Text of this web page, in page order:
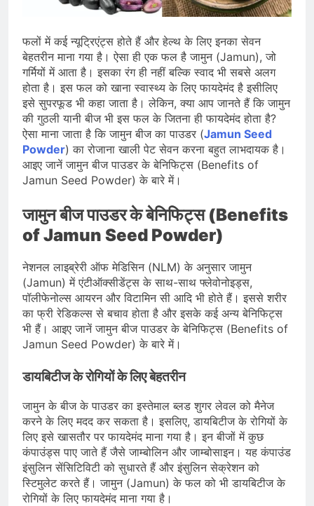
भारत ने 39 पदकों के साथ अभियान चौथे
स्थान पर समाप्त किया
स्वतंत्रता दिवस से पहले देशभर में ‘हर घर
तिरंगा’ अभियान और सांस्कृतिक कार्यक्रमों की
तैयारियाँ तेज़
August 7, 2026
IMD ने कई राज्यों में भारी बारिश और बाढ़ की
चेतावनी जारी की, उत्तर भारत और पूर्वोत्तर में
हाई अलर्ट
August 7, 2026
फलों में कई न्यूट्रिएंट्स होते हैं और हेल्थ के लिए इनका सेवन
बेहतरीन माना गया है। ऐसा ही एक फल है जामुन (Jamun), जो
गर्मियों में आता है। इसका रंग ही नहीं बल्कि स्वाद भी सबसे अलग
होता है। इस फल को खाना स्वास्थ्य के लिए फायदेमंद है इसीलिए
इसे सुपरफूड भी कहा जाता है। लेकिन, क्या आप जानते हैं कि जामुन
की गुठली यानी बीज भी इस फल के जितना ही फायदेमंद होता है?
ऐसा माना जाता है कि जामुन बीज का पाउडर (Jamun Seed
Powder) का रोजाना खाली पेट सेवन करना बहुत लाभदायक है।
आइए जानें जामुन बीज पाउडर के बेनिफिट्स (Benefits of
Jamun Seed Powder) के बारे में।
जामुन बीज पाउडर के बेनिफिट्स (Benefits
of Jamun Seed Powder)
नेशनल लाइब्रेरी ऑफ मेडिसिन (NLM) के अनुसार जामुन
(Jamun) में एंटीऑक्सीडेंट्स के साथ-साथ फ्लेवोनोइड्स,
पॉलीफेनोल्स आयरन और विटामिन सी आदि भी होते हैं। इससे शरीर
का फ्री रेडिकल्स से बचाव होता है और इसके कई अन्य बेनिफिट्स
भी हैं। आइए जानें जामुन बीज पाउडर के बेनिफिट्स (Benefits of
Jamun Seed Powder) के बारे में।
डायबिटीज के रोगियों के लिए बेहतरीन
जामुन के बीज के पाउडर का इस्तेमाल ब्लड शुगर लेवल को मैनेज
करने के लिए मदद कर सकता है। इसलिए, डायबिटीज के रोगियों के
लिए इसे खासतौर पर फायदेमंद माना गया है। इन बीजों में कुछ
कंपाउंड्स पाए जाते हैं जैसे जाम्बोलिन और जाम्बोसाइन। यह कंपाउंड
इंसुलिन सेंसिटिविटी को सुधारते हैं और इंसुलिन सेक्रेशन को
स्टिमुलेट करते हैं। जामुन (Jamun) के फल को भी डायबिटीज के
रोगियों के लिए फायदेमंद माना गया है।